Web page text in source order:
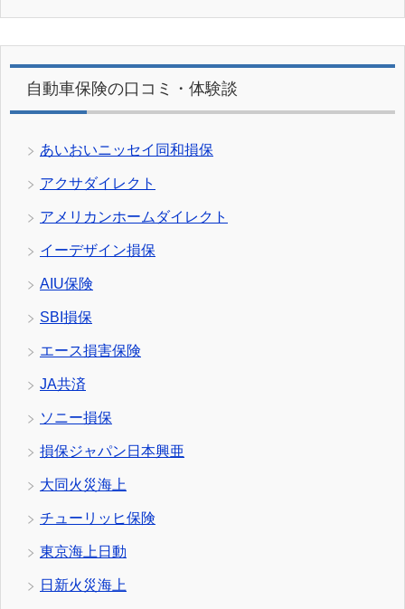
自動車保険の口コミ・体験談
あいおいニッセイ同和損保
アクサダイレクト
アメリカンホームダイレクト
イーデザイン損保
AIU保険
SBI損保
エース損害保険
JA共済
ソニー損保
損保ジャパン日本興亜
大同火災海上
チューリッヒ保険
東京海上日動
日新火災海上